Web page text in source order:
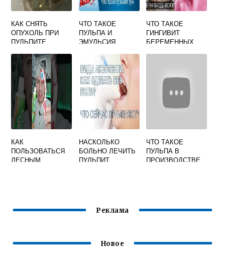
КАК СНЯТЬ
ОПУХОЛЬ ПРИ
ПУЛЬПИТЕ
ЧТО ТАКОЕ
ПУЛЬПА И
ЭМУЛЬСИЯ
ЧТО ТАКОЕ
ГИНГИВИТ
БЕРЕМЕННЫХ
КАК
ПОЛЬЗОВАТЬСЯ
ЛЕСНЫМ
НАСКОЛЬКО
БОЛЬНО ЛЕЧИТЬ
ПУЛЬПИТ
ЧТО ТАКОЕ
ПУЛЬПА В
ПРОИЗВОДСТВЕ
Реклама
Новое